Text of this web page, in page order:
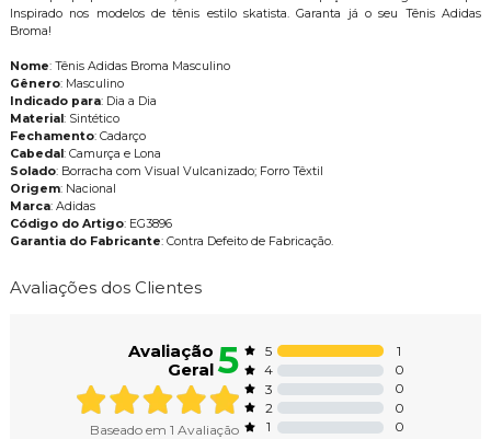
Inspirado nos modelos de tênis estilo skatista. Garanta já o seu Tênis Adidas
Broma!
Nome: Tênis Adidas Broma Masculino
Gênero: Masculino
Indicado para: Dia a Dia
Material: Sintético
Fechamento: Cadarço
Cabedal: Camurça e Lona
Solado: Borracha com Visual Vulcanizado; Forro Têxtil
Origem: Nacional
Marca: Adidas
Código do Artigo: EG3896
Garantia do Fabricante: Contra Defeito de Fabricação.
Avaliações dos Clientes
Avaliação
Geral5
Baseado em 1 Avaliação
5
1
4
0
3
0
2
0
1
0